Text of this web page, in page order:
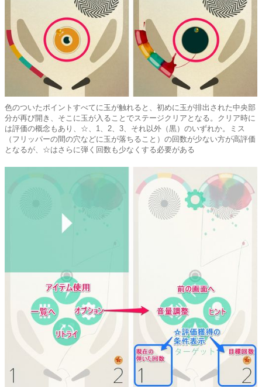
色のついたポイントすべてに玉が触れると、初めに玉が排出された中央部
分が再び開き、そこに玉が入ることでステージクリアとなる。クリア時に
は評価の概念もあり、☆、1、2、3、それ以外（黒）のいずれか。ミス
（フリッパーの間の穴などに玉が落ちること）の回数が少ない方が高評価
となるが、☆はさらに弾く回数も少なくする必要がある